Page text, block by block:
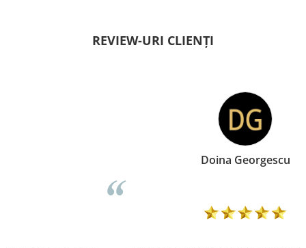
REVIEW-URI CLIENȚI